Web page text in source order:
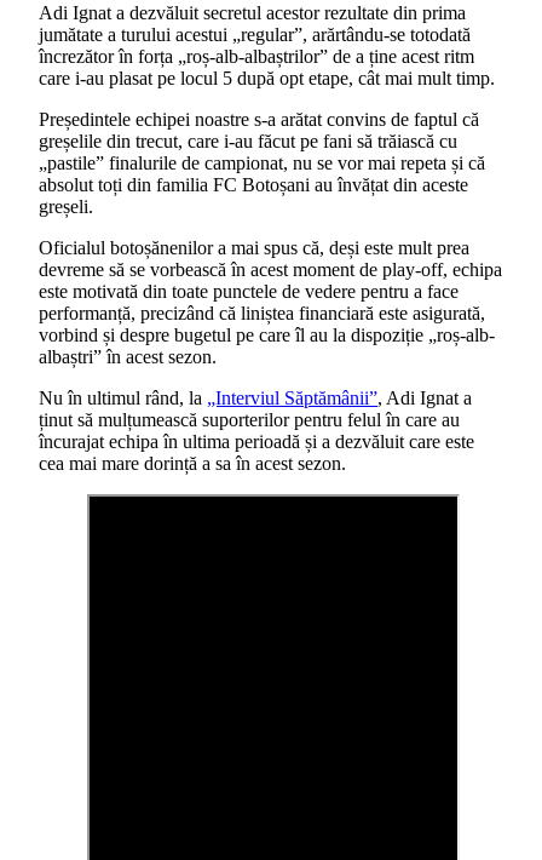
Adi Ignat a dezvăluit secretul acestor rezultate din prima
jumătate a turului acestui „regular”, arărtându-se totodată
încrezător în forța „roș-alb-albaștrilor” de a ține acest ritm
care i-au plasat pe locul 5 după opt etape, cât mai mult timp.
Președintele echipei noastre s-a arătat convins de faptul că
greșelile din trecut, care i-au făcut pe fani să trăiască cu
„pastile” finalurile de campionat, nu se vor mai repeta și că
absolut toți din familia FC Botoșani au învățat din aceste
greșeli.
Oficialul botoșănenilor a mai spus că, deși este mult prea
devreme să se vorbească în acest moment de play-off, echipa
este motivată din toate punctele de vedere pentru a face
performanță, precizând că liniștea financiară este asigurată,
vorbind și despre bugetul pe care îl au la dispoziție „roș-alb-
albaștri” în acest sezon.
Nu în ultimul rând, la „Interviul Săptămânii”, Adi Ignat a
ținut să mulțumească suporterilor pentru felul în care au
încurajat echipa în ultima perioadă și a dezvăluit care este
cea mai mare dorință a sa în acest sezon.